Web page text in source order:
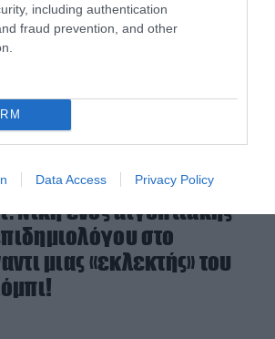
including authentication
fraud prevention, and other
Data Access Privacy Policy
Νίκη ενός αιγυπτιακής
στο
μιας «εκλεκτής» του